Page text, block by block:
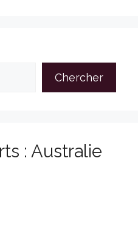
Chercher
: Australie